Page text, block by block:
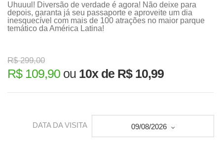
Uhuuul! Diversão de verdade é agora! Não deixe para
depois, garanta já seu passaporte e aproveite um dia
inesquecível com mais de 100 atrações no maior parque
temático da América Latina!
R$ 299,00
R$ 109,90 ou 10x de R$ 10,99
DATA DA VISITA 09/08/2026